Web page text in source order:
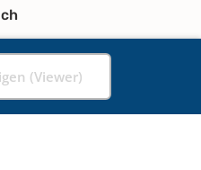
(Viewer)